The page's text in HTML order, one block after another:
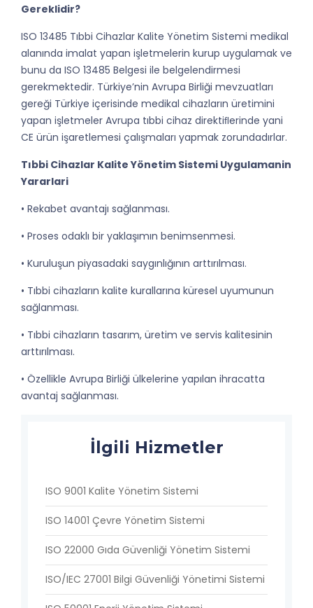
Gereklidir?
ISO 13485 Tıbbi Cihazlar Kalite Yönetim Sistemi medikal
alanında imalat yapan işletmelerin kurup uygulamak ve
bunu da ISO 13485 Belgesi ile belgelendirmesi
gerekmektedir. Türkiye’nin Avrupa Birliği mevzuatları
gereği Türkiye içerisinde medikal cihazların üretimini
yapan işletmeler Avrupa tıbbi cihaz direktiﬂerinde yani
CE ürün işaretlemesi çalışmaları yapmak zorundadırlar.
Tıbbi Cihazlar Kalite Yönetim Sistemi Uygulamanin
Yararlari
• Rekabet avantajı sağlanması.
• Proses odaklı bir yaklaşımın benimsenmesi.
• Kuruluşun piyasadaki saygınlığının arttırılması.
• Tıbbi cihazların kalite kurallarına küresel uyumunun
sağlanması.
• Tıbbi cihazların tasarım, üretim ve servis kalitesinin
arttırılması.
• Özellikle Avrupa Birliği ülkelerine yapılan ihracatta
avantaj sağlanması.
İlgili Hizmetler
ISO 9001 Kalite Yönetim Sistemi
ISO 14001 Çevre Yönetim Sistemi
ISO 22000 Gıda Güvenliği Yönetim Sistemi
ISO/IEC 27001 Bilgi Güvenliği Yönetimi Sistemi